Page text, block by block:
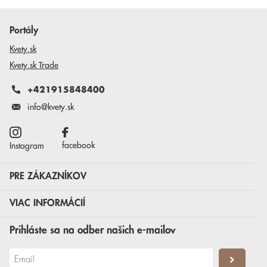
Portály
Kvety.sk
Kvety.sk Trade
+421915848400
info@kvety.sk
Instagram facebook
PRE ZÁKAZNÍKOV
VIAC INFORMÁCIÍ
Prihláste sa na odber našich e-mailov